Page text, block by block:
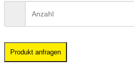
Produkt anfragen